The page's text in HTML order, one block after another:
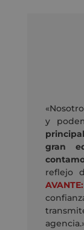
y
gran
reflejo
AVANTE: